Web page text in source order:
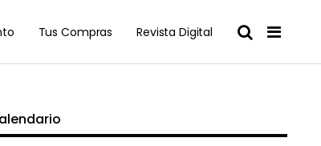
Tus Compras Revista Digital